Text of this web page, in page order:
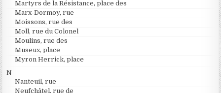
Martyrs de la Résistance, place des
Marx-Dormoy, rue
Moissons, rue des
Moll, rue du Colonel
Moulins, rue des
Museux, place
Myron Herrick, place
N
Nanteuil, rue
Neufchâtel, rue de